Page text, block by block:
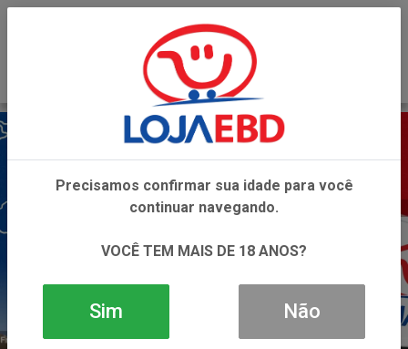
Precisamos confirmar sua idade para você
continuar navegando.
VOCÊ TEM MAIS DE 18 ANOS?
Sim Não